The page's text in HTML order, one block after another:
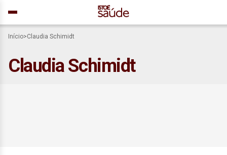
Início>Claudia Schimidt
Claudia Schimidt